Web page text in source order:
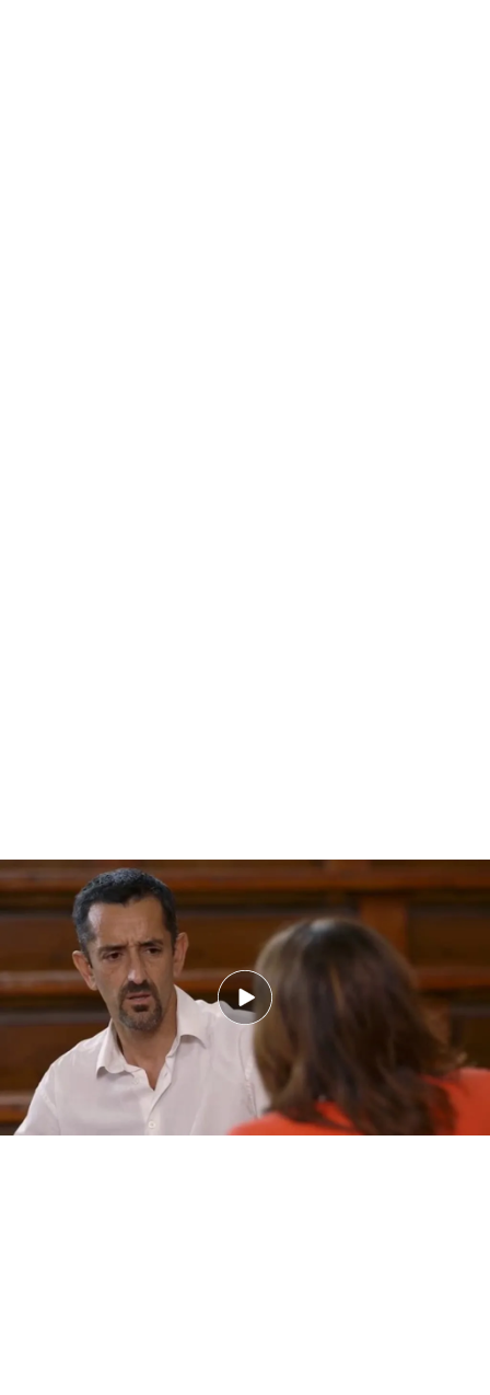
El cirujano ha definido el gesto de
donar la cara
como "un gesto de grandeza difícil de imaginar".
Cavadas ha relatado el momento en el que le
comunicaron que había un donante para el
paciente que necesitaba el trasplante de cara,
que se había convertido en un gran amigo suyo.